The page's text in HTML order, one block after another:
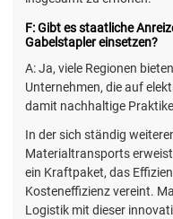
F: Gibt es staatliche
Gabelstapler einsetzen?
A: Ja, viele Regionen
Unternehmen, die auf
damit nachhaltige
In der sich ständig
Materialtransports
ein Kraftpaket, das
Kosteneffizienz vereint.
Logistik mit dieser